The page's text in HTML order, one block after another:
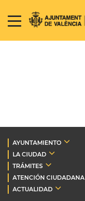
AYUNTAMIENTO
LA CIUDAD
TRÁMITES
ATENCIÓN CIUDADANA
ACTUALIDAD